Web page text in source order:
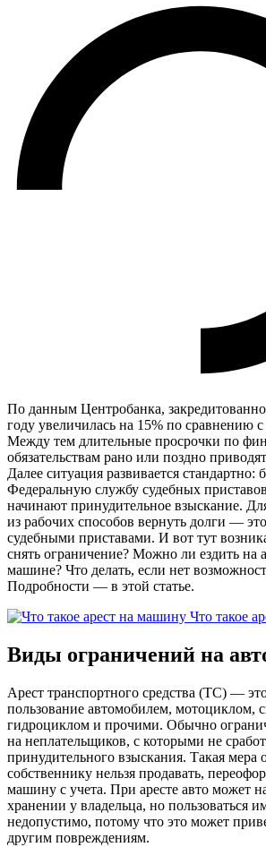
По данным Центробанка,
году увеличилась на 15% по сравнению
Между тем длительные просрочки по
обязательствам рано или поздно
Далее ситуация развивается стандартно:
Федеральную службу судебных
начинают принудительное взыскание.
из рабочих способов вернуть долги —
судебными приставами. И вот тут
снять ограничение? Можно ли ездить на
машине? Что делать, если нет
Подробности — в этой статье.
Что такое
Виды ограничений на
Арест транспортного средства (ТС) —
пользование автомобилем, мотоциклом,
гидроциклом и прочими. Обычно
на неплательщиков, с которыми не
принудительного взыскания. Такая мера
собственнику нельзя продавать,
машину с учета. При аресте авто может
хранении у владельца, но пользоваться
недопустимо, потому что это может
другим повреждениям.